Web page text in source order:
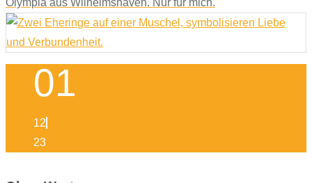
Olympia aus Wilhelmshaven. Nur für mich.
01
12
23